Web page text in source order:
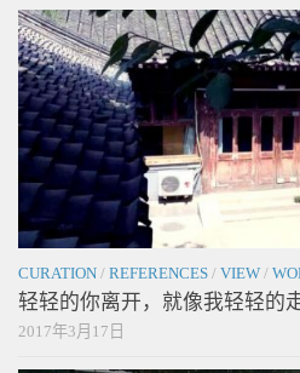
CURATION / REFERENCES / VIEW /
轻轻的你离开，就像我轻轻的
2017年3月17日